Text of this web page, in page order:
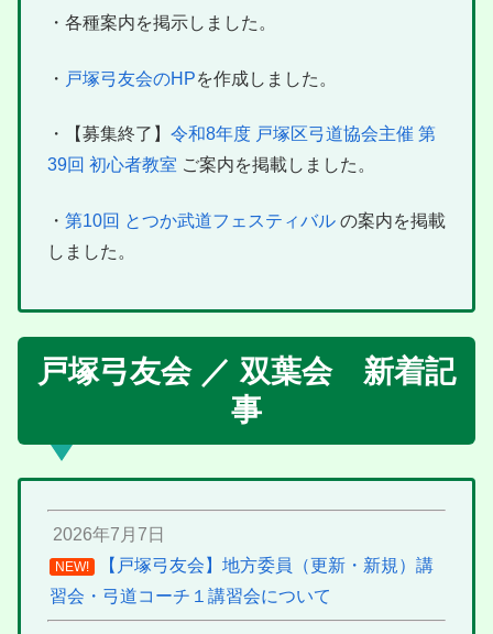
・各種案内を掲示しました。
・ 戸塚弓友会のHPを作成しました。
・【募集終了】 令和8年度 戸塚区弓道協会主催 第
39回 初心者教室 ご案内を掲載しました。
・ 第10回 とつか武道フェスティバル の案内を掲載
しました。
戸塚弓友会 ／ 双葉会 新着記
事
2026年7月7日
NEW!
【戸塚弓友会】地方委員（更新・新規）講
習会・弓道コーチ１講習会について